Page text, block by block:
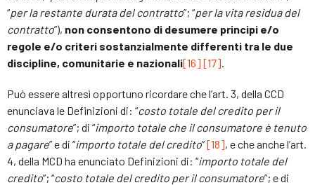
“per la restante durata del contratto”; “per la vita residua del
contratto”), non consentono di desumere principi e/o
regole e/o criteri sostanzialmente differenti tra le due
discipline, comunitarie e nazionali[16] [17].
Può essere altresì opportuno ricordare che l’art. 3, della CCD
enunciava le Definizioni di: “costo totale del credito per il
consumatore”; di “importo totale che il consumatore è tenuto
a pagare” e di “importo totale del credito”[18], e che anche l’art.
4, della MCD ha enunciato Definizioni di: “importo totale del
credito”; “costo totale del credito per il consumatore”; e di